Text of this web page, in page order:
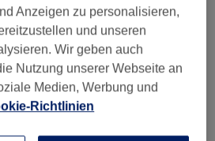
Anzeigen zu personalisieren,
und unseren
Wir geben auch
Nutzung unserer Webseite an
Medien, Werbung und
Richtlinien